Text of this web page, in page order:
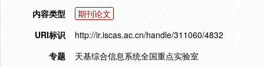
内容类型
期刊论文
URI标识
http://ir.iscas.ac.cn/handle/311060/4832
专题
天基综合信息系统全国重点实验室